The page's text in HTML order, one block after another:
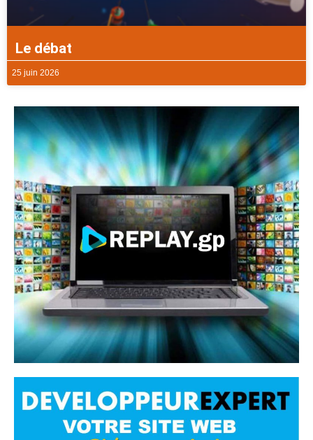
Le débat
25 juin 2026